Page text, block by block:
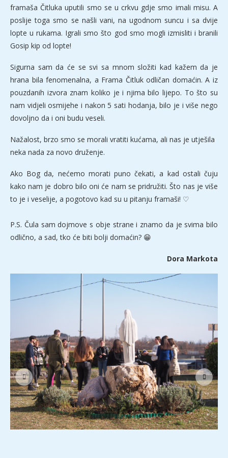
framaša Čitluka uputili smo se u crkvu gdje smo imali misu. A
poslije toga smo se našli vani, na ugodnom suncu i sa dvije
lopte u rukama. Igrali smo što god smo mogli izmisliti i branili
Gosip kip od lopte!
Sigurna sam da će se svi sa mnom složiti kad kažem da je
hrana bila fenomenalna, a Frama Čitluk odličan domaćin. A iz
pouzdanih izvora znam koliko je i njima bilo lijepo. To što su
nam vidjeli osmijehe i nakon 5 sati hodanja, bilo je i više nego
dovoljno da i oni budu veseli.
Nažalost, brzo smo se morali vratiti kućama, ali nas je utješila
neka nada za novo druženje.
Ako Bog da, nećemo morati puno čekati, a kad ostali čuju
kako nam je dobro bilo oni će nam se pridružiti. Što nas je više
to je i veselije, a pogotovo kad su u pitanju framaši! ♡
P.S. Čula sam dojmove s obje strane i znamo da je svima bilo
odlično, a sad, tko će biti bolji domaćin? 😁
Dora Markota